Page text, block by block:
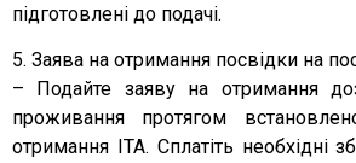
підготовлені до подачі.
5. Заява на отримання посвідки на
– Подайте заяву на отримання
проживання протягом
отримання ITA. Сплатіть необхідні